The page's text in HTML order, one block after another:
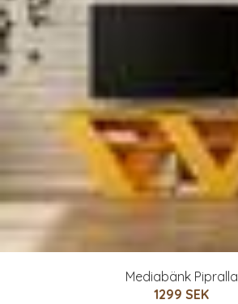
Mediabänk Pipralla
1299 SEK